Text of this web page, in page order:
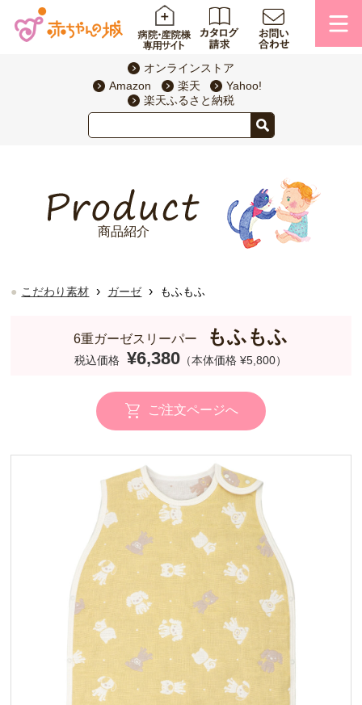
オンラインストア
Amazon
楽天
Yahoo!
楽天ふるさと納税
商品紹介
こだわり素材 › ガーゼ › もふもふ
6重ガーゼスリーパー もふもふ
税込価格 ¥6,380 （本体価格 ¥5,800）
ご注文ページへ